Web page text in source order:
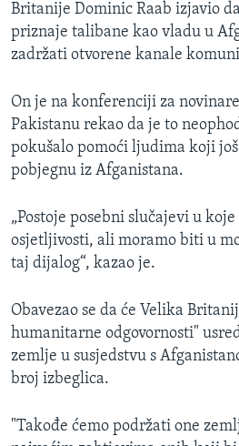
Britanije Dominic Raab izjavio
priznaje talibane kao vladu u
zadržati otvorene kanale
On je na konferenciji za
Pakistanu rekao da je to
pokušalo pomoći ljudima koji
pobjegnu iz Afganistana.
„Postoje posebni slučajevi u
osjetljivosti, ali moramo biti u
taj dijalog“, kazao je.
Obavezao se da će Velika
humanitarne odgovornosti"
zemlje u susjedstvu s
broj izbeglica.
"Takođe ćemo podržati one